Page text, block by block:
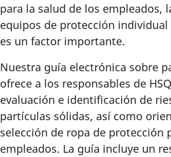
para la salud de los empleados,
equipos de protección individual
es un factor importante.
Nuestra guía electrónica sobre
ofrece a los responsables de
evaluación e identificación de
partículas sólidas, así como
selección de ropa de protección
empleados. La guía incluye un